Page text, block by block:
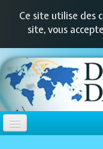
Ce site utilise des
site, vous